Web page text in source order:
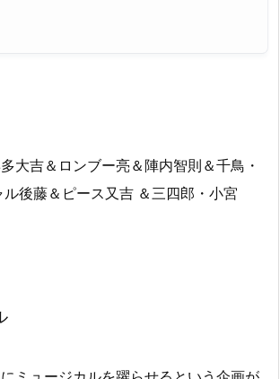
大吉＆ロンブー亮＆陣内智則＆千鳥・
後藤＆ピース又吉 ＆三四郎・小宮